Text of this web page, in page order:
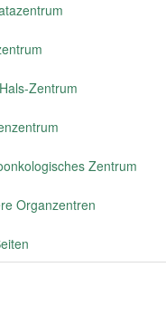
Zentrum
Zentrum
Organzentren